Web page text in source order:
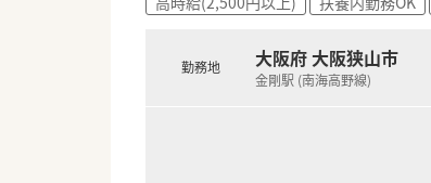
勤務地 大阪府 大阪狭山市
金剛駅 (南海高野線)